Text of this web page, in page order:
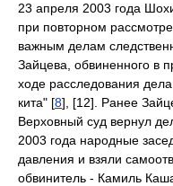
23 апреля 2003 года
при повторном
важным делам
Зайцева, обвиненного в
ходе расследования
кита" [8], [12]. Ранее
Верховный суд вернул
2003 года народные
давления и взяли
обвинитель - Камиль